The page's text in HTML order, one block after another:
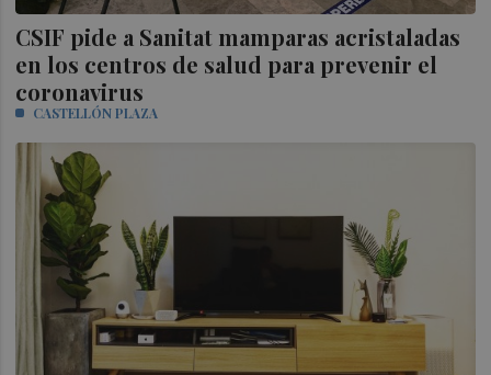
CSIF pide a Sanitat mamparas acristaladas
en los centros de salud para prevenir el
coronavirus
CASTELLÓN PLAZA